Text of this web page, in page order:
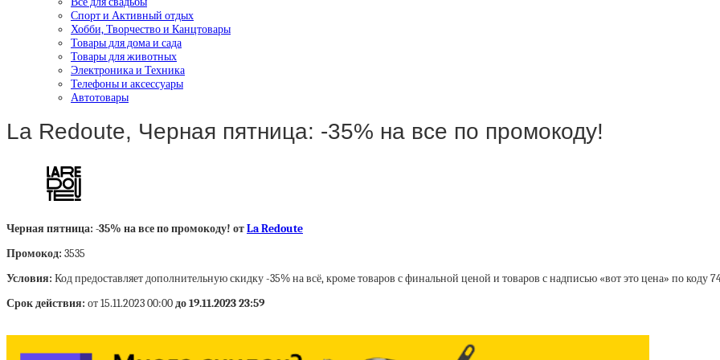
Спорт и Активный отдых
Хобби, Творчество и Канцтовары
Товары для дома и сада
Товары для животных
Электроника и Техника
Телефоны и аксессуары
Автотовары
La Redoute, Черная пятница: -35% на все по промокоду!
Черная пятница: -35% на все по промокоду! отLa Redoute
Промокод: 3535
Условия: Код предоставляет дополнительную скидку -35% на всё, кроме товаров с финальной ценой и товаров с надписью «вот это цена» по коду
Срок действия: от 15.11.2023 00:00до 19.11.2023 23:59